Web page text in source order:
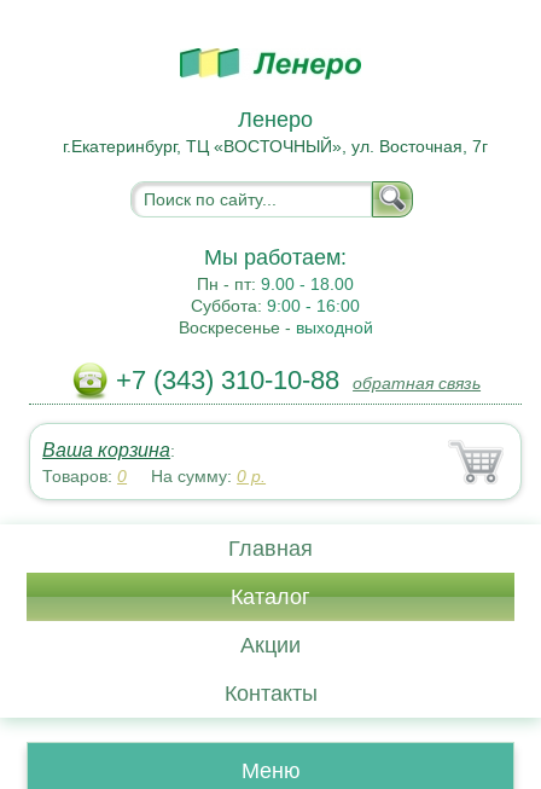
Ленеро
г.Екатеринбург, ТЦ «ВОСТОЧНЫЙ», ул. Восточная, 7г
Мы работаем:
Пн - пт:9.00 - 18.00
Суббота:9:00 - 16:00
Воскресенье - выходной
+7 (343) 310-10-88 обратная связь
Ваша корзина:
Товаров:0 На сумму:0 р.
Главная
Каталог
Акции
Контакты
Меню